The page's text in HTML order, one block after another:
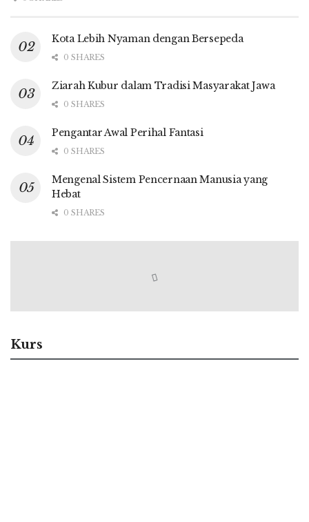
Kota Lebih Nyaman dengan Bersepeda
0 SHARES
Ziarah Kubur dalam Tradisi Masyarakat Jawa
0 SHARES
Pengantar Awal Perihal Fantasi
0 SHARES
Mengenal Sistem Pencernaan Manusia yang
Hebat
0 SHARES
Kurs